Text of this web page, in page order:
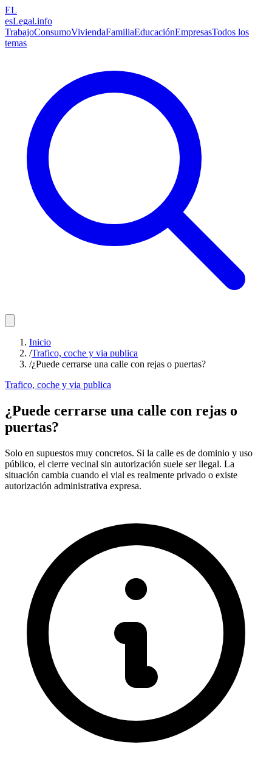
EL
esLegal.info
TrabajoConsumoViviendaFamiliaEducaciónEmpresasTodos los
temas
Inicio
/Trafico, coche y via publica
/¿Puede cerrarse una calle con rejas o puertas?
Trafico, coche y via publica
¿Puede cerrarse una calle con rejas o
puertas?
Solo en supuestos muy concretos. Si la calle es de dominio y uso
público, el cierre vecinal sin autorización suele ser ilegal. La
situación cambia cuando el vial es realmente privado o existe
autorización administrativa expresa.